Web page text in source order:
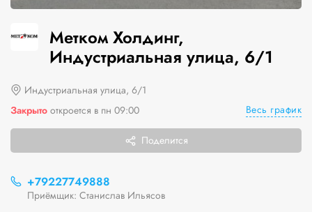
Метком Холдинг,
Индустриальная улица, 6/1
Индустриальная улица, 6/1
Закрыто откроется в пн 09:00 Весь график
Поделится
+79227749888
Приёмщик: Станислав Ильясов